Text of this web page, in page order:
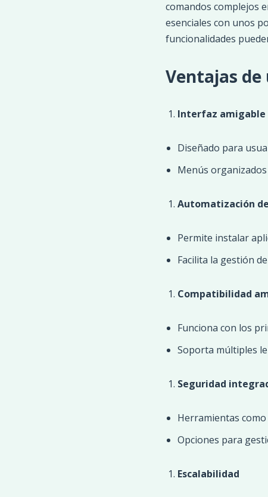
comandos complejos
esenciales con unos
funcionalidades
Ventajas de
Interfaz amigable
Diseñado para
Menús
Automatización
Permite instalar
Facilita la gestión
Compatibilidad
Funciona con los
Soporta múltiples
Seguridad
Herramientas como
Opciones para
Escalabilidad